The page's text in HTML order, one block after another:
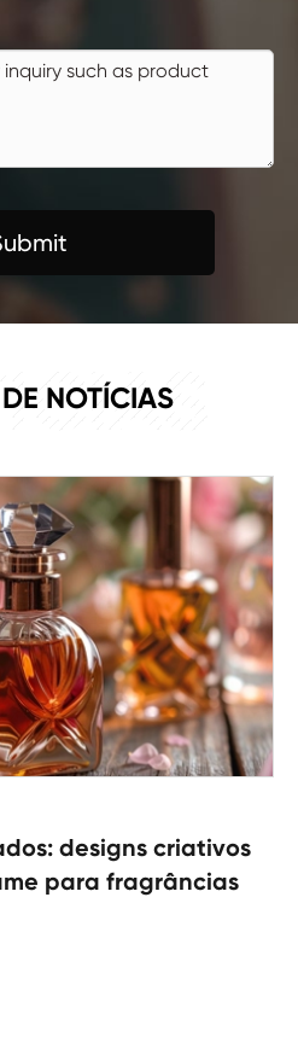
NOTÍCIAS
designs criativos
para fragrâncias